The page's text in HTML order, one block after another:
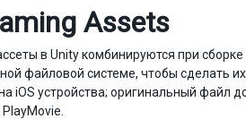
Assets
в Unity комбинируются при
файловой системе, чтобы сделать
iOS устройства; оригинальный файл